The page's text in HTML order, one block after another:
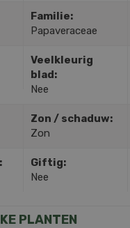
Familie:
Papaveraceae
Veelkleurig
blad:
Nee
Zon / schaduw:
Zon
Giftig:
Nee
PLANTEN